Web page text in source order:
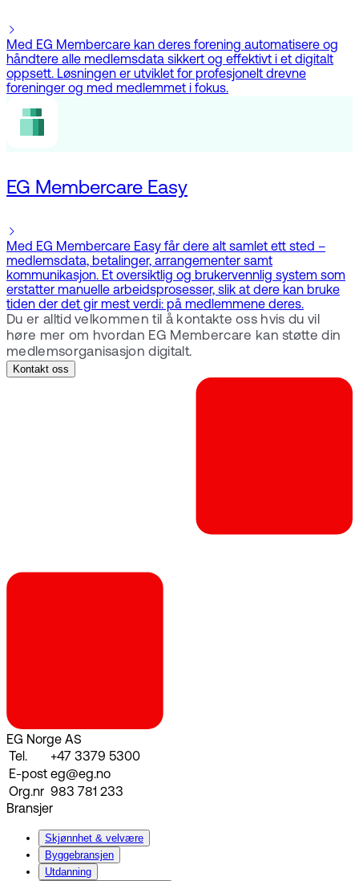
Med EG Membercare kan deres forening automatisere og
håndtere alle medlemsdata sikkert og effektivt i et digitalt
oppsett. Løsningen er utviklet for profesjonelt drevne
foreninger og med medlemmet i fokus.
EG Membercare Easy
Med EG Membercare Easy får dere alt samlet ett sted –
medlemsdata, betalinger, arrangementer samt
kommunikasjon. Et oversiktlig og brukervennlig system som
erstatter manuelle arbeidsprosesser, slik at dere kan bruke
tiden der det gir mest verdi: på medlemmene deres.
Du er alltid velkommen til å kontakte oss hvis du vil
høre mer om hvordan EG Membercare kan støtte din
medlemsorganisasjon digitalt.
Kontakt oss
EG Norge AS
Tel.
+47 3379 5300
E-post eg@eg.no
Org.nr 983 781 233
Bransjer
Skjønnhet & velvære
Byggebransjen
Utdanning